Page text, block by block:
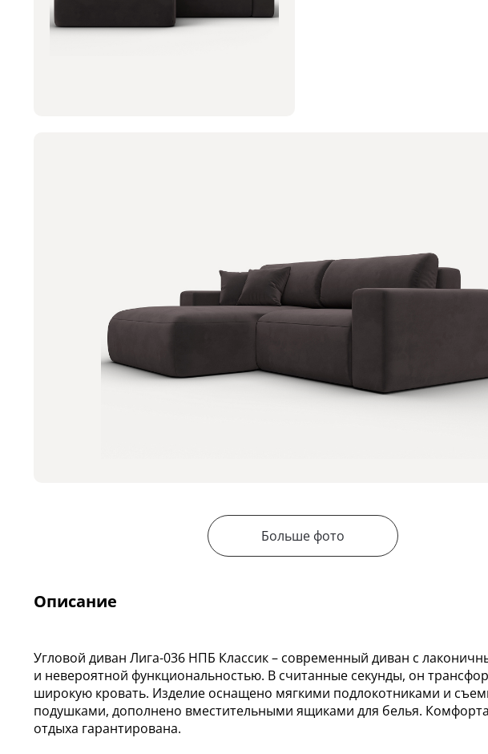
Больше фото
Описание
Угловой диван Лига-036 НПБ Классик – современный диван с
и невероятной функциональностью. В считанные секунды, он
широкую кровать. Изделие оснащено мягкими подлокотниками и
подушками, дополнено вместительными ящиками для белья.
отдыха гарантирована.